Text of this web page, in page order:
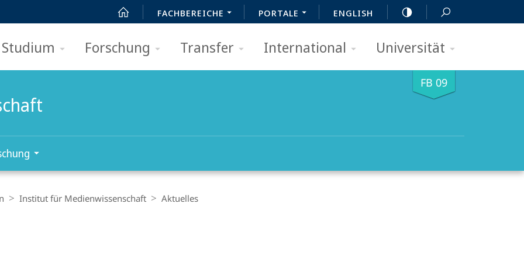
FACHBEREICHE PORTALE ENGLISH
Studium Forschung Transfer International Universität
FB 09
Institut für Medienwissenschaft Aktuelles